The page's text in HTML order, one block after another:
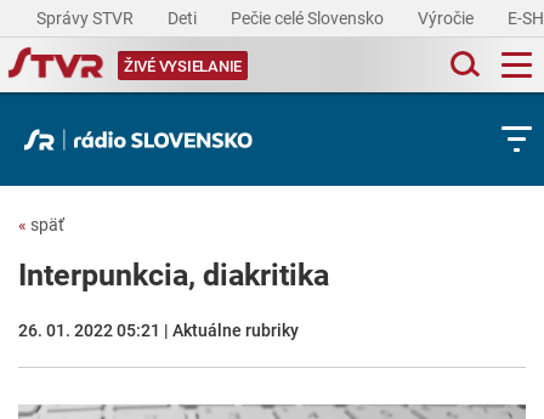
Správy STVR Deti Pečie celé Slovensko Výročie E-
ŽIVÉ VYSIELANIE
« späť
Interpunkcia, diakritika
26. 01. 2022 05:21 | Aktuálne rubriky